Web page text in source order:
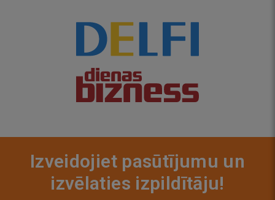
Izveidojiet pasūtījumu un
izvēlaties izpildītāju!